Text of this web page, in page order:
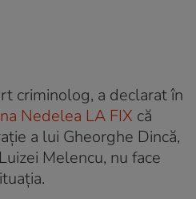
criminolog, a declarat în
Nedelea LA FIX că
a lui Gheorghe Dincă,
Melencu, nu face